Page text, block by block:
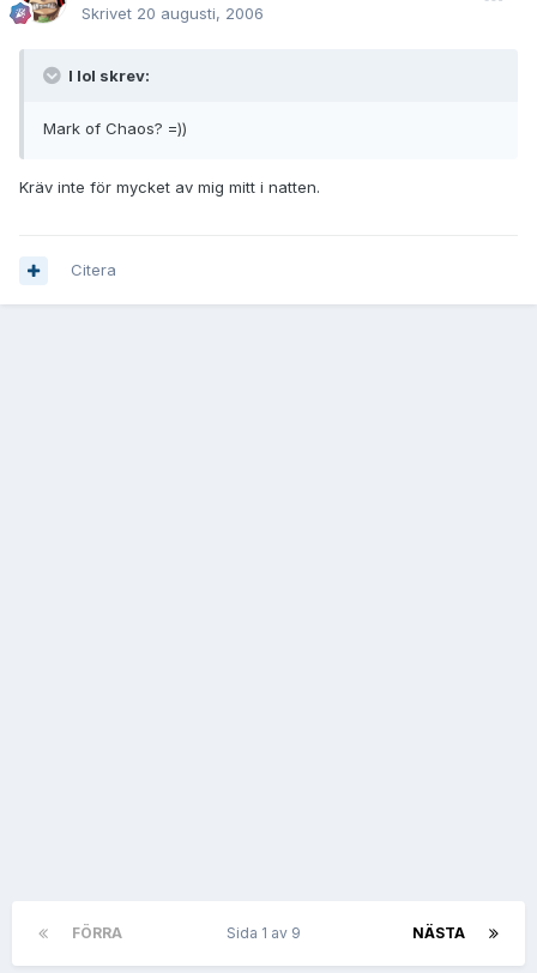
Skrivet 20 augusti, 2006
I lol skrev:
Mark of Chaos? =))
Kräv inte för mycket av mig mitt i natten.
Citera
FÖRRA NÄSTA
Sida 1 av 9